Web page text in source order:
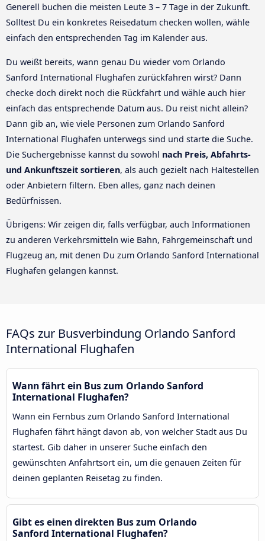
Generell buchen die meisten Leute 3 – 7 Tage in der Zukunft.
Solltest Du ein konkretes Reisedatum checken wollen, wähle
einfach den entsprechenden Tag im Kalender aus.
Du weißt bereits, wann genau Du wieder vom Orlando
Sanford International Flughafen zurückfahren wirst? Dann
checke doch direkt noch die Rückfahrt und wähle auch hier
einfach das entsprechende Datum aus. Du reist nicht allein?
Dann gib an, wie viele Personen zum Orlando Sanford
International Flughafen unterwegs sind und starte die Suche.
Die Suchergebnisse kannst du sowohl nach Preis, Abfahrts-
und Ankunftszeit sortieren, als auch gezielt nach Haltestellen
oder Anbietern filtern. Eben alles, ganz nach deinen
Bedürfnissen.
Übrigens: Wir zeigen dir, falls verfügbar, auch Informationen
zu anderen Verkehrsmitteln wie Bahn, Fahrgemeinschaft und
Flugzeug an, mit denen Du zum Orlando Sanford International
Flughafen gelangen kannst.
FAQs zur Busverbindung Orlando Sanford
International Flughafen
Wann fährt ein Bus zum Orlando Sanford
International Flughafen?
Wann ein Fernbus zum Orlando Sanford International
Flughafen fährt hängt davon ab, von welcher Stadt aus Du
startest. Gib daher in unserer Suche einfach den
gewünschten Anfahrtsort ein, um die genauen Zeiten für
deinen geplanten Reisetag zu finden.
Gibt es einen direkten Bus zum Orlando
Sanford International Flughafen?